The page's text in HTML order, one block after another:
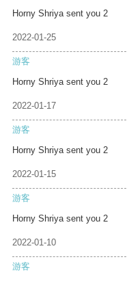
Horny Shriya sent you 2
2022-01-25
游客
Horny Shriya sent you 2
2022-01-17
游客
Horny Shriya sent you 2
2022-01-15
游客
Horny Shriya sent you 2
2022-01-10
游客